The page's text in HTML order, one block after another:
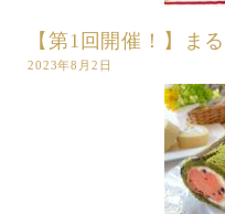
【第1回開催！】ま
2023年8月2日